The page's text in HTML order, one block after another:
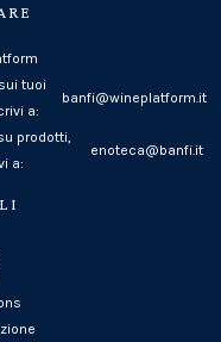
tuoi
a:
banfi@wineplatform.it
prodotti,
a:
enoteca@banfi.it